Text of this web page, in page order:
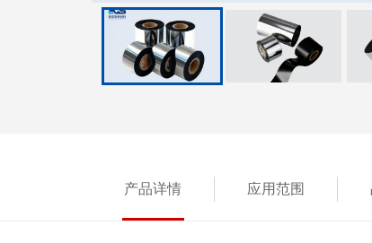
产品详情 应用范围